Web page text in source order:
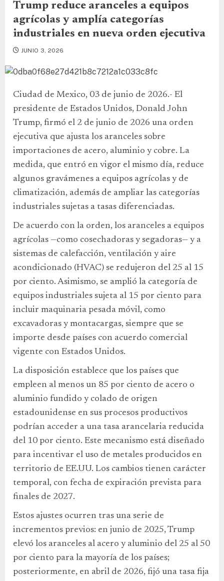
Trump reduce aranceles a equipos
agrícolas y amplía categorías
industriales en nueva orden ejecutiva
JUNIO 3, 2026
Ciudad de Mexico, 03 de junio de 2026.- El
presidente de Estados Unidos, Donald John
Trump, firmó el 2 de junio de 2026 una orden
ejecutiva que ajusta los aranceles sobre
importaciones de acero, aluminio y cobre. La
medida, que entró en vigor el mismo día, reduce
algunos gravámenes a equipos agrícolas y de
climatización, además de ampliar las categorías
industriales sujetas a tasas diferenciadas.
De acuerdo con la orden, los aranceles a equipos
agrícolas —como cosechadoras y segadoras— y a
sistemas de calefacción, ventilación y aire
acondicionado (HVAC) se redujeron del 25 al 15
por ciento. Asimismo, se amplió la categoría de
equipos industriales sujeta al 15 por ciento para
incluir maquinaria pesada móvil, como
excavadoras y montacargas, siempre que se
importe desde países con acuerdo comercial
vigente con Estados Unidos.
La disposición establece que los países que
empleen al menos un 85 por ciento de acero o
aluminio fundido y colado de origen
estadounidense en sus procesos productivos
podrían acceder a una tasa arancelaria reducida
del 10 por ciento. Este mecanismo está diseñado
para incentivar el uso de metales producidos en
territorio de EE.UU. Los cambios tienen carácter
temporal, con fecha de expiración prevista para
finales de 2027.
Estos ajustes ocurren tras una serie de
incrementos previos: en junio de 2025, Trump
elevó los aranceles al acero y aluminio del 25 al 50
por ciento para la mayoría de los países;
posteriormente, en abril de 2026, fijó una tasa fija